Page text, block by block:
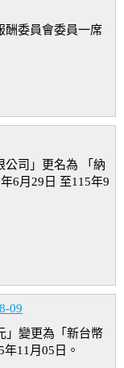
酬委員會委員一席
公司」更名為 「納
6月29日 至115年9
09
」變更為「新台幣
11月05日。